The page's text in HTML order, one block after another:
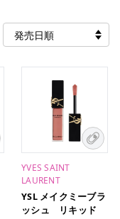
YVES SAINT
LAURENT
YSL メイクミーブラ
ッシュ リキッド